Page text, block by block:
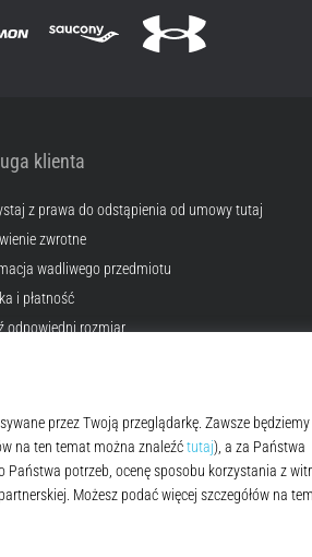
klienta
z prawa do odstąpienia od umowy tutaj
zwrotne
wadliwego przedmiotu
i płatność
odpowiedni rozmiar
prywatności